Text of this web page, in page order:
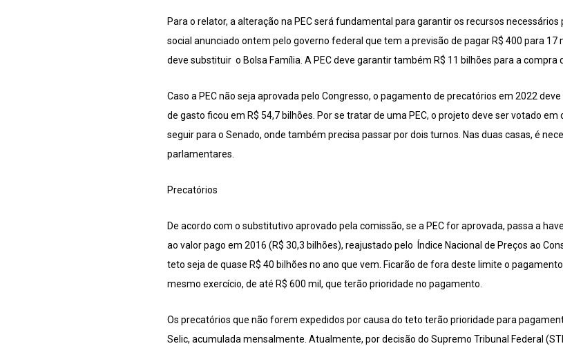
Para o relator, a alteração na PEC será fundamental para garantir os recursos
social anunciado ontem pelo governo federal que tem a previsão de pagar R$ 400 para
deve substituir o Bolsa Família. A PEC deve garantir também R$ 11 bilhões para a compra
Caso a PEC não seja aprovada pelo Congresso, o pagamento de precatórios em 2022
de gasto ficou em R$ 54,7 bilhões. Por se tratar de uma PEC, o projeto deve ser votado
seguir para o Senado, onde também precisa passar por dois turnos. Nas duas casas, é
parlamentares.
Precatórios
De acordo com o substitutivo aprovado pela comissão, se a PEC for aprovada, passa a
ao valor pago em 2016 (R$ 30,3 bilhões), reajustado pelo Índice Nacional de Preços ao
teto seja de quase R$ 40 bilhões no ano que vem. Ficarão de fora deste limite o
mesmo exercício, de até R$ 600 mil, que terão prioridade no pagamento.
Os precatórios que não forem expedidos por causa do teto terão prioridade para
Selic, acumulada mensalmente. Atualmente, por decisão do Supremo Tribunal Federal